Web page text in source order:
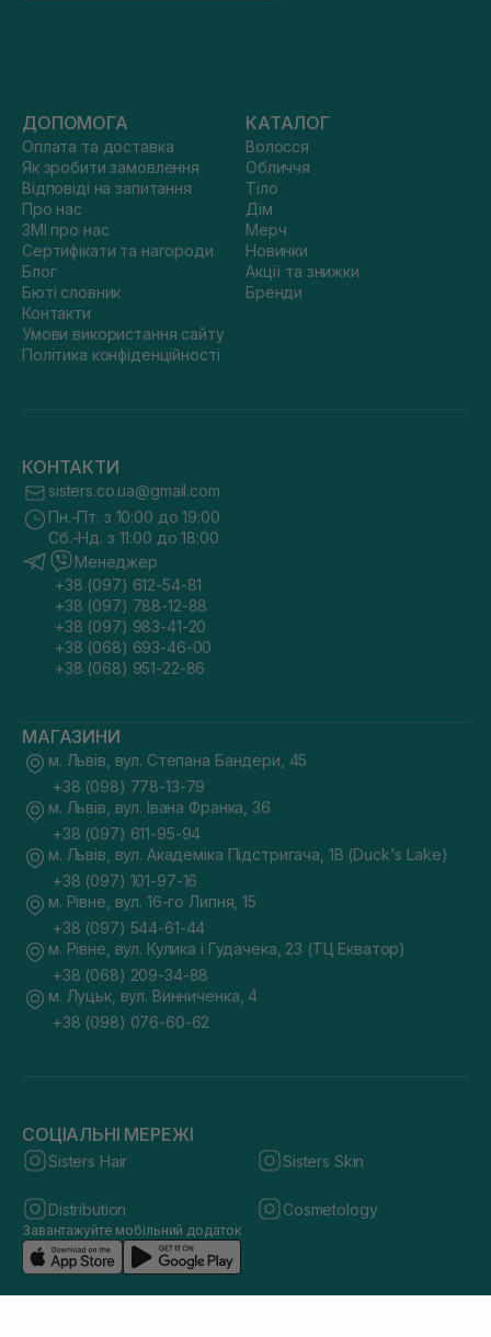
ДОПОМОГА
Оплата та доставка
Як зробити замовлення
Відповіді на запитання
Про нас
ЗМІ про нас
Сертифікати та нагороди
Блог
Бюті словник
Контакти
Умови використання сайту
Політика конфіденційності
КАТАЛОГ
Волосся
Обличчя
Тіло
Дім
Мерч
Новинки
Акції та знижки
Бренди
КОНТАКТИ
sisters.co.ua@gmail.com
Пн.-Пт. з 10:00 до 19:00
Сб.-Нд. з 11:00 до 18:00
Менеджер
+38 (097) 612-54-81
+38 (097) 788-12-88
+38 (097) 983-41-20
+38 (068) 693-46-00
+38 (068) 951-22-86
МАГАЗИНИ
м. Львів, вул. Степана Бандери, 45
+38 (098) 778-13-79
м. Львів, вул. Івана Франка, 36
+38 (097) 611-95-94
м. Львів, вул. Академіка Підстригача, 1В (Duck's Lake)
+38 (097) 101-97-16
м. Рівне, вул. 16-го Липня, 15
+38 (097) 544-61-44
м. Рівне, вул. Кулика і Гудачека, 23 (ТЦ Екватор)
+38 (068) 209-34-88
м. Луцьк, вул. Винниченка, 4
+38 (098) 076-60-62
СОЦІАЛЬНІ МЕРЕЖІ
Sisters Hair Sisters Skin
Distribution Cosmetology
Завантажуйте мобільний додаток